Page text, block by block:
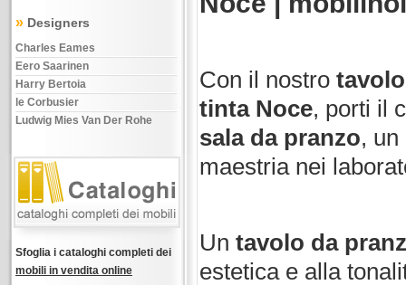
» Designers
Charles Eames
Eero Saarinen
Harry Bertoia
le Corbusier
Ludwig Mies Van Der Rohe
Sfoglia i cataloghi completi dei
mobili in vendita online
Con il nostro
tinta Noce, porti il
sala da pranzo,
maestria nei
Un tavolo da
estetica e alla